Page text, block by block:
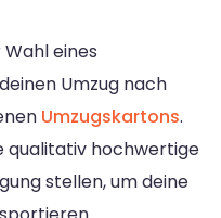
eines
Umzug nach
Umzugskartons.
qualitativ hochwertige
stellen, um deine